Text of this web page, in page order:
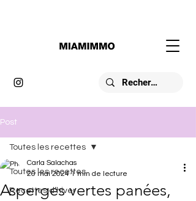
Post
Toutes les recettes
Recettes d’hiver
Toutes les recettes
Asperges vertes panées,
Carla Salachas
20 mai 2024 1 min de lecture